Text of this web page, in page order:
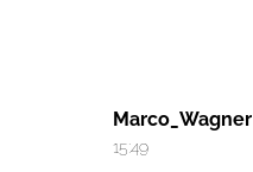
Marco_Wagner
15:49